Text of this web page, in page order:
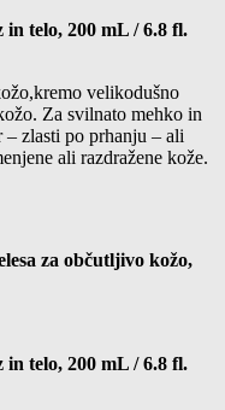
telo, 200 mL / 6.8 fl.
velikodušno
Za svilnato mehko in
zlasti po prhanju – ali
ali razdražene kože.
za občutljivo kožo,
telo, 200 mL / 6.8 fl.